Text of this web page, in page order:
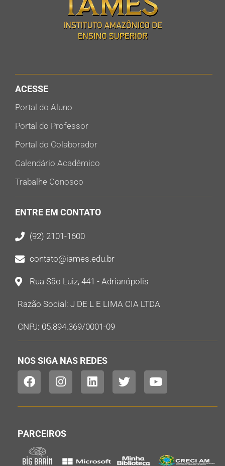
ACESSE
Portal do Aluno
Portal do Professor
Portal do Colaborador
Calendário Acadêmico
Trabalhe Conosco
ENTRE EM CONTATO
(92) 2101-1600
contato@iames.edu.br
Rua São Luiz, 441 - Adrianópolis
Razão Social: J DE L E LIMA CIA LTDA
CNPJ: 05.894.369/0001-09
NOS SIGA NAS REDES
PARCEIROS